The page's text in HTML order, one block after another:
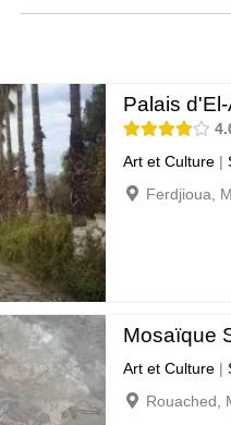
Palais
Art et Culture|
Ferdjioua,
Mosaïque
Art et Culture|
Rouached,